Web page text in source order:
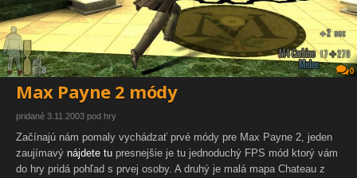
0
Max Payne 2 módy
pridané 3.11.2003 pod hry
Začínajú nám pomaly vychádzať prvé módy pre Max Payne 2, jeden
zaujímavý nájdete tu presnejšie je tu jednoduchý FPS mód ktorý vám
do hry pridá pohľad s prvej osoby. A druhý je malá mapa Chateau z